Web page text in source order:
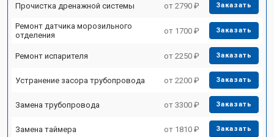
Прочистка дренажной системы от 2790 ₽ Заказать
Ремонт датчика морозильного
отделения
от 1700 ₽ Заказать
Ремонт испарителя от 2250 ₽ Заказать
Устранение засора трубопровода от 2200 ₽ Заказать
Замена трубопровода от 3300 ₽ Заказать
Замена таймера от 1810 ₽ Заказать